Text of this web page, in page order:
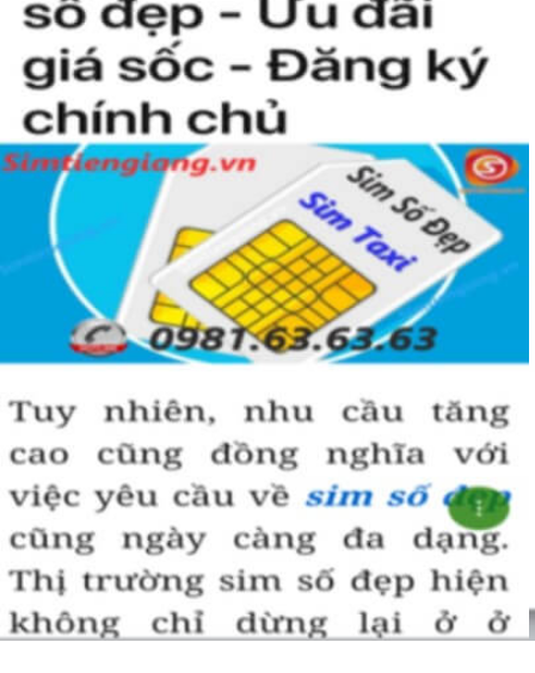
nào rồi?
Hướng dẫn mua Sim Tứ Quý 2 tại
Simtiengiang.vn.
Sim Tiền Giang là đơn vị cung cấp
Tứ Quý, sim giá rẻ uy
tín chất lượng.
Chọn mua sim số đẹp thường mất nhiều thời gian ở khoản lựa số,
một số phải vừa đẹp, vừa tốt về phong thủy thì mới là sim hoàn
hảo. Vậy phải làm sao?
- Cách nhanh nhất để chọn mua được Sim Tứ Quý 2 là bạn vào
trang chủ của Sim Tiền Giang, chọn mục “
Sim giảm giá
“ ở ngay đầu
trang chủ. Đây là danh sách sim được đại lý giảm giá vì một số lý